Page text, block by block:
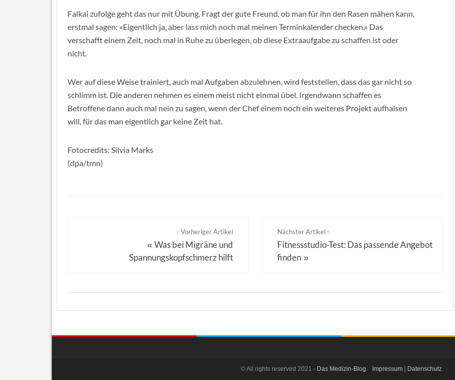
Falkai zufolge geht das nur mit Übung. Fragt der gute Freund, ob man für ihn den Rasen mähen kann,
erstmal sagen: «Eigentlich ja, aber lass mich noch mal meinen Terminkalender checken.» Das
verschafft einem Zeit, noch mal in Ruhe zu überlegen, ob diese Extraaufgabe zu schaffen ist oder
nicht.
Wer auf diese Weise trainiert, auch mal Aufgaben abzulehnen, wird feststellen, dass das gar nicht so
schlimm ist. Die anderen nehmen es einem meist nicht einmal übel. Irgendwann schaffen es
Betroffene dann auch mal nein zu sagen, wenn der Chef einem noch ein weiteres Projekt aufhalsen
will, für das man eigentlich gar keine Zeit hat.
Fotocredits: Silvia Marks
(dpa/tmn)
- Vorheriger Artikel
« Was bei Migräne und
Spannungskopfschmerz hilft
Nächster Artikel -
Fitnessstudio-Test: Das passende Angebot
finden »
© All rights reserved 2021 - Das Medizin-Blog. Impressum Datenschutz